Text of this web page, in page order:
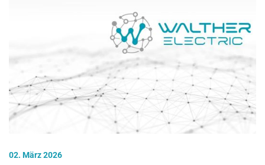
02. März 2026